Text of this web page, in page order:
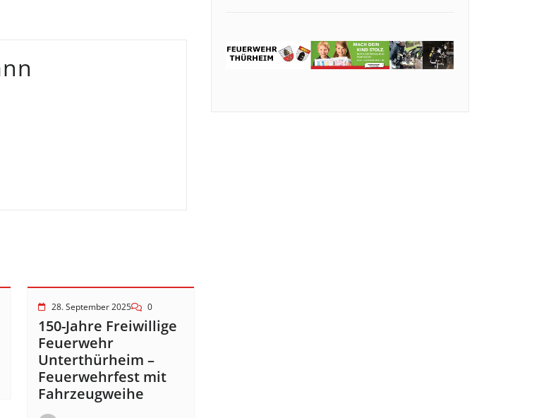
28. September 2025 0
150-Jahre Freiwillige
Feuerwehr
Unterthürheim –
Feuerwehrfest mit
Fahrzeugweihe